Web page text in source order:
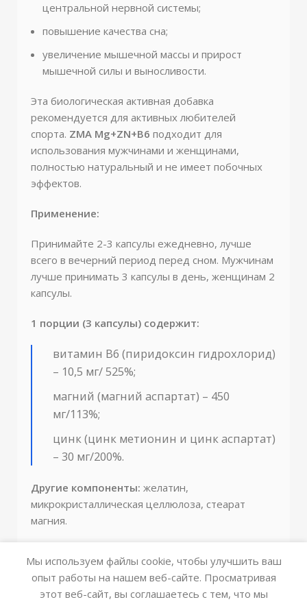
центральной нервной системы;
повышение качества сна;
увеличение мышечной массы и прирост
мышечной силы и выносливости.
Эта биологическая активная добавка
рекомендуется для активных любителей
спорта. ZMA Mg+ZN+B6 подходит для
использования мужчинами и женщинами,
полностью натуральный и не имеет побочных
эффектов.
Применение:
Принимайте 2-3 капсулы ежедневно, лучше
всего в вечерний период перед сном. Мужчинам
лучше принимать 3 капсулы в день, женщинам 2
капсулы.
1 порции (3 капсулы) содержит:
витамин B6 (пиридоксин гидрохлорид)
– 10,5 мг/ 525%;
магний (магний аспартат) – 450
мг/113%;
цинк (цинк метионин и цинк аспартат)
– 30 мг/200%.
Другие компоненты: желатин,
микрокристаллическая целлюлоза, стеарат
магния.
Мы используем файлы cookie, чтобы улучшить ваш
опыт работы на нашем веб-сайте. Просматривая
этот веб-сайт, вы соглашаетесь с тем, что мы